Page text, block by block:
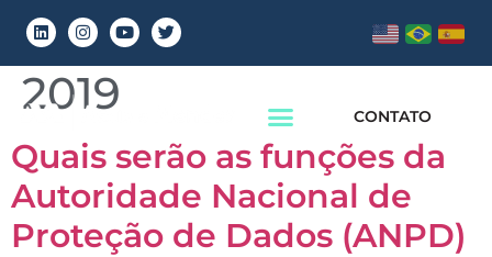
CONTATO
Dia:5 de março de
2019
Quais serão as funções da
Autoridade Nacional de
Proteção de Dados (ANPD)